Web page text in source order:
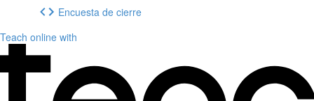
Encuesta de cierre
Teach online with